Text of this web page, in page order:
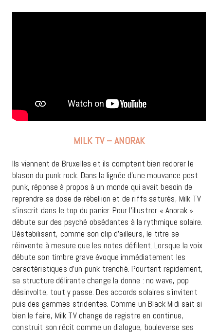
MILK TV – ANORAK
Ils viennent de Bruxelles et ils comptent bien redorer le
blason du punk rock. Dans la lignée d’une mouvance post
punk, réponse à propos à un monde qui avait besoin de
reprendre sa dose de rébellion et de riffs saturés, Milk TV
s’inscrit dans le top du panier. Pour l’illustrer « Anorak »
débute sur des psyché obsédantes à la rythmique solaire.
Déstabilisant, comme son clip d’ailleurs, le titre se
réinvente à mesure que les notes défilent. Lorsque la voix
débute son timbre grave évoque immédiatement les
caractéristiques d’un punk tranché. Pourtant rapidement,
sa structure délirante change la donne : no wave, pop
désinvolte, tout y passe. Des accords solaires s’invitent
puis des gammes stridentes. Comme un Black Midi sait si
bien le faire, Milk TV change de registre en continue,
construit son récit comme un dialogue, bouleverse ses